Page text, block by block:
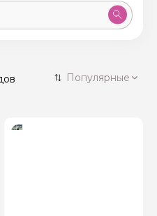
50 экскурсий
Популярные